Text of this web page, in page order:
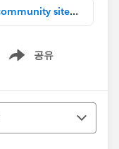
WPS Dashboard Tableau fro community site help.twbx
공유
Show menu